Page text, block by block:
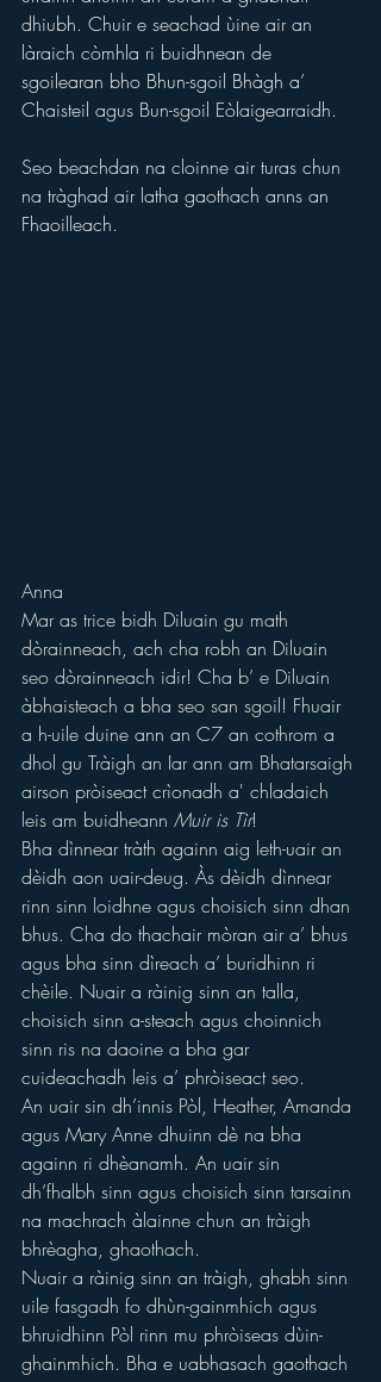
dhiubh. Chuir e seachad ùine air an
làraich còmhla ri buidhnean de
sgoilearan bho Bhun-sgoil Bhàgh a’
Chaisteil agus Bun-sgoil Eòlaigearraidh.
Seo beachdan na cloinne air turas chun
na tràghad air latha gaothach anns an
Fhaoilleach.
Anna
Mar as trice bidh Diluain gu math
dòrainneach, ach cha robh an Diluain
seo dòrainneach idir! Cha b’ e Diluain
àbhaisteach a bha seo san sgoil! Fhuair
a h-uile duine ann an C7 an cothrom a
dhol gu Tràigh an Iar ann am Bhatarsaigh
airson pròiseact crìonadh a' chladaich
leis am buidheann Muir is Tìr!
Bha dìnnear tràth againn aig leth-uair an
dèidh aon uair-deug. Às dèidh dìnnear
rinn sinn loidhne agus choisich sinn dhan
bhus. Cha do thachair mòran air a’ bhus
agus bha sinn dìreach a’ buridhinn ri
chèile. Nuair a ràinig sinn an talla,
choisich sinn a-steach agus choinnich
sinn ris na daoine a bha gar
cuideachadh leis a’ phròiseact seo.
An uair sin dh’innis Pòl, Heather, Amanda
agus Mary Anne dhuinn dè na bha
againn ri dhèanamh. An uair sin
dh’fhalbh sinn agus choisich sinn tarsainn
na machrach àlainne chun an tràigh
bhrèagha, ghaothach.
Nuair a ràinig sinn an tràigh, ghabh sinn
uile fasgadh fo dhùn-gainmhich agus
bhruidhinn Pòl rinn mu phròiseas dùin-
ghainmhich. Bha e uabhasach gaothach